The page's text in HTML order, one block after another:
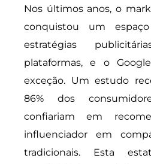
Nos últimos anos, o
conquistou um
estratégias
plataformas, e o
exceção. Um estudo
86% dos
confiariam em
influenciador em
tradicionais. Esta